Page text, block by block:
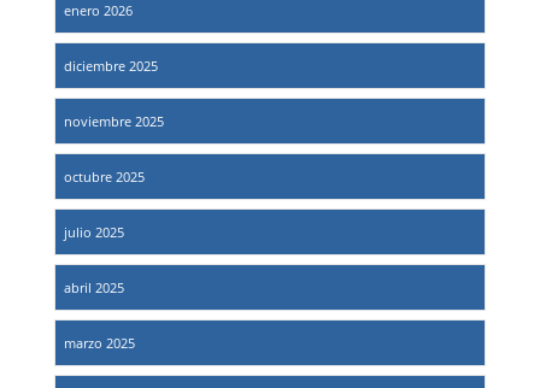
enero 2026
diciembre 2025
noviembre 2025
octubre 2025
julio 2025
abril 2025
marzo 2025